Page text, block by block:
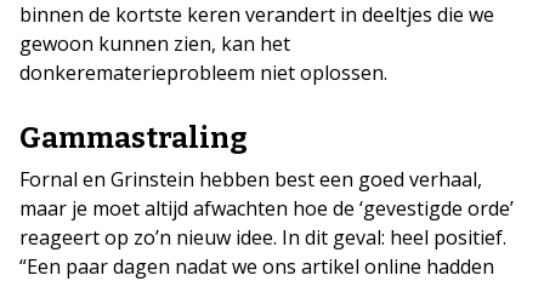
binnen de kortste keren verandert in deeltjes die we
gewoon kunnen zien, kan het
donkerematerieprobleem niet oplossen.
Gammastraling
Fornal en Grinstein hebben best een goed verhaal,
maar je moet altijd afwachten hoe de ‘gevestigde orde’
reageert op zo’n nieuw idee. In dit geval: heel positief.
“Een paar dagen nadat we ons artikel online hadden